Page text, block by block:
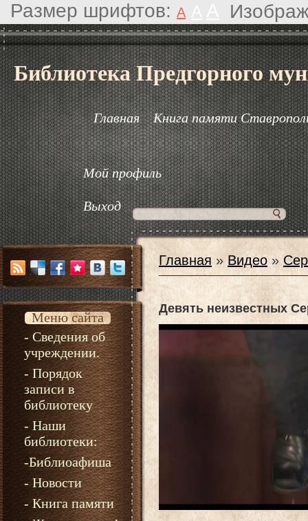
Размер шрифтов: A
Библиотека Предгорного
Главная Книга памяти
Мой профиль
Выход
Меню сайта
- Сведения об
учреждении.
- Порядок
записи в
библиотеку
- Наши
библиотеки:
-Библиоафиша
- Новости
- Книга памяти
Главная »Видео »
Девять неизвестных